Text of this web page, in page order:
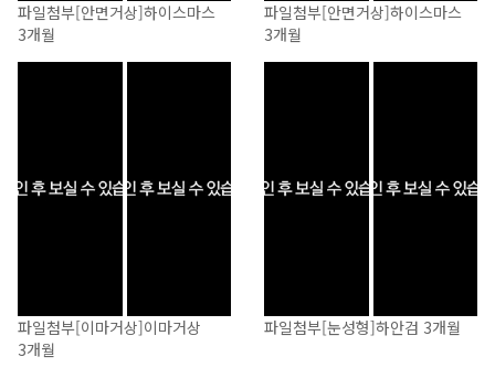
파일첨부[안면거상]하이스마스
3개월
파일첨부[안면거상]하이스마스
3개월
파일첨부[이마거상]이마거상
3개월
파일첨부[눈성형]하안검 3개월